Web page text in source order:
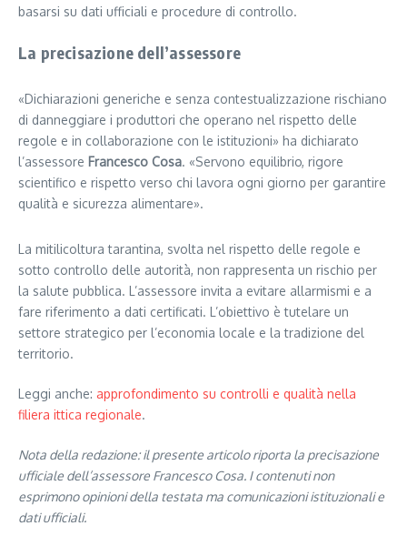
basarsi su dati ufficiali e procedure di controllo.
La precisazione dell’assessore
«Dichiarazioni generiche e senza contestualizzazione rischiano
di danneggiare i produttori che operano nel rispetto delle
regole e in collaborazione con le istituzioni» ha dichiarato
l’assessore Francesco Cosa. «Servono equilibrio, rigore
scientifico e rispetto verso chi lavora ogni giorno per garantire
qualità e sicurezza alimentare».
La mitilicoltura tarantina, svolta nel rispetto delle regole e
sotto controllo delle autorità, non rappresenta un rischio per
la salute pubblica. L’assessore invita a evitare allarmismi e a
fare riferimento a dati certificati. L’obiettivo è tutelare un
settore strategico per l’economia locale e la tradizione del
territorio.
Leggi anche: approfondimento su controlli e qualità nella
filiera ittica regionale.
Nota della redazione: il presente articolo riporta la precisazione
ufficiale dell’assessore Francesco Cosa. I contenuti non
esprimono opinioni della testata ma comunicazioni istituzionali e
dati ufficiali.